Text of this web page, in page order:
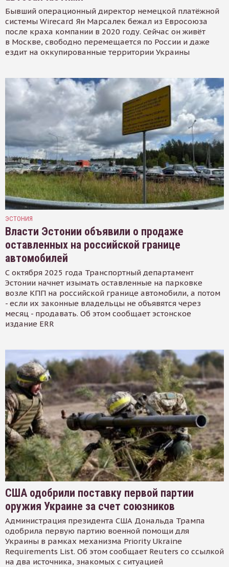
Бывший операционный директор немецкой платёжной
системы Wirecard Ян Марсалек бежал из Евросоюза
после краха компании в 2020 году. Сейчас он живёт
в Москве, свободно перемещается по России и даже
ездит на оккупированные территории Украины
ЭСТОНИЯ
Власти Эстонии объявили о продаже
оставленных на российской границе
автомобилей
С октября 2025 года Транспортный департамент
Эстонии начнет изымать оставленные на парковке
возле КПП на российской границе автомобили, а потом
- если их законные владельцы не объявятся через
месяц - продавать. Об этом сообщает эстонское
издание ERR
США одобрили поставку первой партии
оружия Украине за счет союзников
Администрация президента США Дональда Трампа
одобрила первую партию военной помощи для
Украины в рамках механизма Priority Ukraine
Requirements List. Об этом сообщает Reuters со ссылкой
на два источника, знакомых с ситуацией